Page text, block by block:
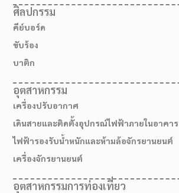
ศิลปกรรม
คีย์บอร์ด
ขับร้อง
บาติก
อุตสาหกรรม
เครื่องปรับอากาศ
เดินสายและติดตั้งอุปกรณ์ไฟฟ้าภายในอาคาร
ไฟฟ้ารองรับน้ำหนักและห้ามล้อจักรยานยนต์
เครื่องจักรยานยนต์
อุตสาหกรรมการท่องเที่ยว